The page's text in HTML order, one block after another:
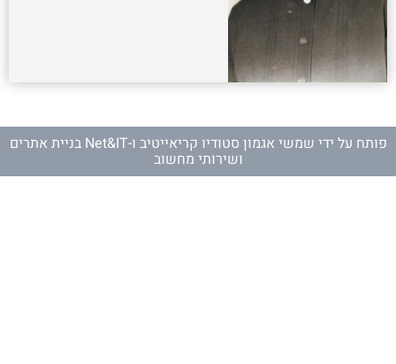
פותח על ידי שמשי אגמון סטודיו קריאייטיב ו- Net&IT בניית אתרים
ושירותי מחשוב